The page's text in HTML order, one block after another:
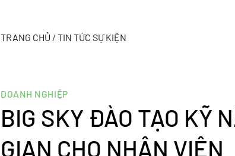
TRANG CHỦ / TIN TỨC SỰ KIỆN
DOANH NGHIỆP
BIG SKY ĐÀO TẠO KỸ
GIAN CHO NHÂN VIÊN